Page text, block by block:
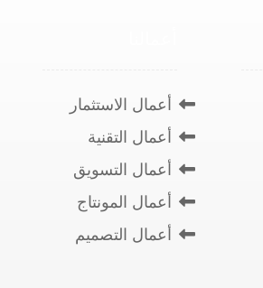
أعمال الاستثمار
أعمال التقنية
أعمال التسويق
أعمال المونتاج
أعمال التصميم